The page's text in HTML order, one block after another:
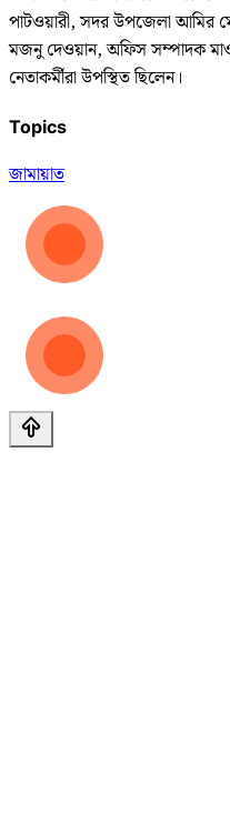
পাটওয়ারী, সদর উপজেলা আমির
মজনু দেওয়ান, অফিস সম্পাদক
নেতাকর্মীরা উপস্থিত ছিলেন।
Topics
জামায়াত